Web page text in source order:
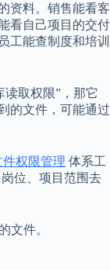
资料。销售能看客
看自己项目的交付
工能查制度和培训
读取权限”，那它
的文件，可能通过
件权限管理 体系工
位、项目范围去
文件。